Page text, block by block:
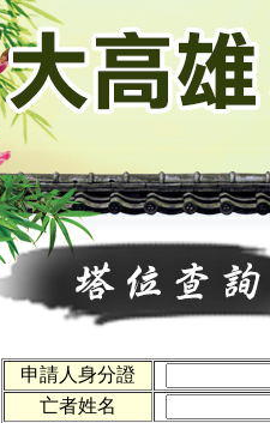
申請人身分證
亡者姓名